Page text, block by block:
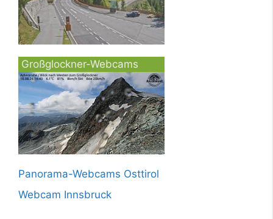
Großglockner-Webcams
Panorama-Webcams Osttirol
Webcam Innsbruck